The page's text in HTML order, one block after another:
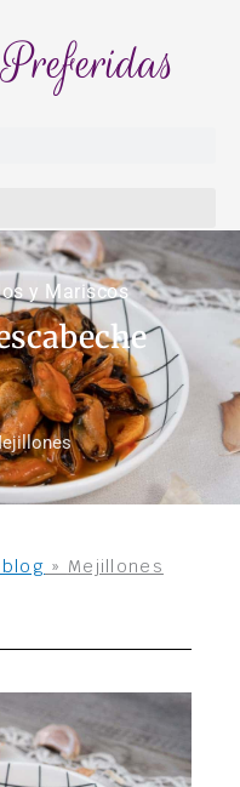
y Mariscos
» Mejillones